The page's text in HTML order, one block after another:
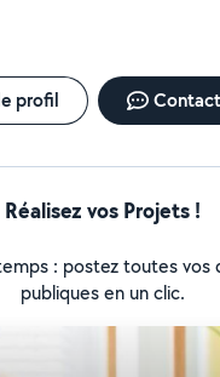
profil
Réalisez vos Projets !
: postez toutes vos
publiques en un clic.